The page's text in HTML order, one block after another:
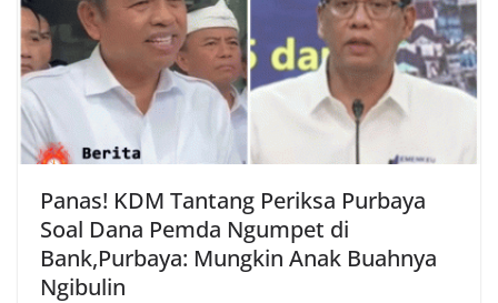
Panas! KDM Tantang Periksa Purbaya
Soal Dana Pemda Ngumpet di
Bank,Purbaya: Mungkin Anak Buahnya
Ngibulin